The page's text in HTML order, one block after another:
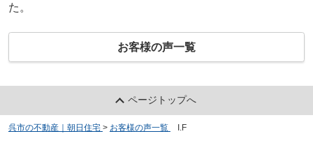
た。
お客様の声一覧
ページトップへ
呉市の不動産｜朝日住宅 > お客様の声一覧 I.F